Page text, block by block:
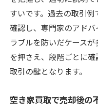
すいです。過去の取引
確認し、専門家のアド
ラブルを防いだケース
を押さえ、段階ごとに
取引の鍵となります。
空き家買取で売却後の